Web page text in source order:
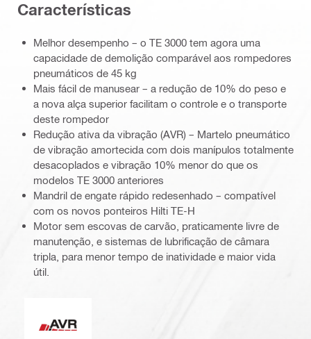
Características
Melhor desempenho – o TE 3000 tem agora uma
capacidade de demolição comparável aos rompedores
pneumáticos de 45 kg
Mais fácil de manusear – a redução de 10% do peso e
a nova alça superior facilitam o controle e o transporte
deste rompedor
Redução ativa da vibração (AVR) – Martelo pneumático
de vibração amortecida com dois manípulos totalmente
desacoplados e vibração 10% menor do que os
modelos TE 3000 anteriores
Mandril de engate rápido redesenhado – compatível
com os novos ponteiros Hilti TE-H
Motor sem escovas de carvão, praticamente livre de
manutenção, e sistemas de lubrificação de câmara
tripla, para menor tempo de inatividade e maior vida
útil.